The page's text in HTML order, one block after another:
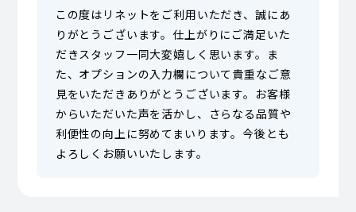
この度はリネットをご利用いただき、誠にあ
りがとうございます。仕上がりにご満足いた
だきスタッフ一同大変嬉しく思います。ま
た、オプションの入力欄について貴重なご意
見をいただきありがとうございます。お客様
からいただいた声を活かし、さらなる品質や
利便性の向上に努めてまいります。今後とも
よろしくお願いいたします。